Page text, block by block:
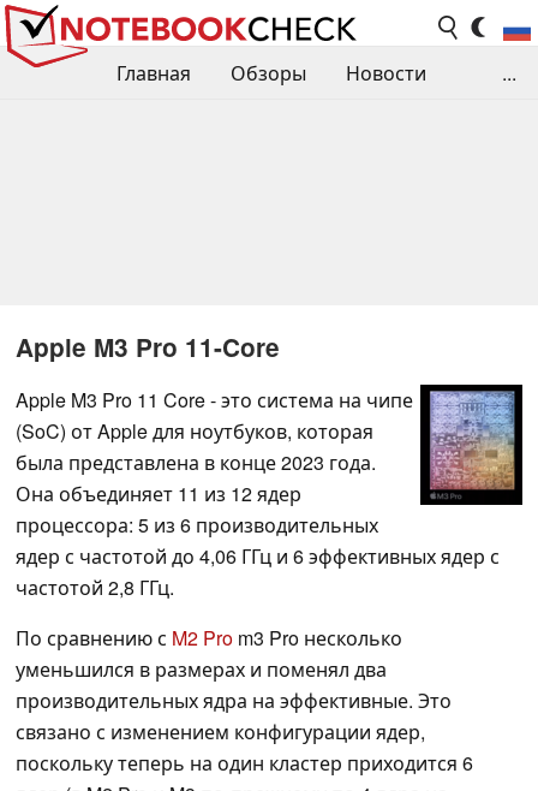
Главная Обзоры
Новости
...
Apple M3 Pro 11-Core
Apple M3 Pro 11 Core - это система на чипе
(SoC) от Apple для ноутбуков, которая
была представлена в конце 2023 года.
Она объединяет 11 из 12 ядер
процессора: 5 из 6 производительных
ядер с частотой до 4,06 ГГц и 6 эффективных ядер с
частотой 2,8 ГГц.
По сравнению с M2 Pro m3 Pro несколько
уменьшился в размерах и поменял два
производительных ядра на эффективные. Это
связано с изменением конфигурации ядер,
поскольку теперь на один кластер приходится 6